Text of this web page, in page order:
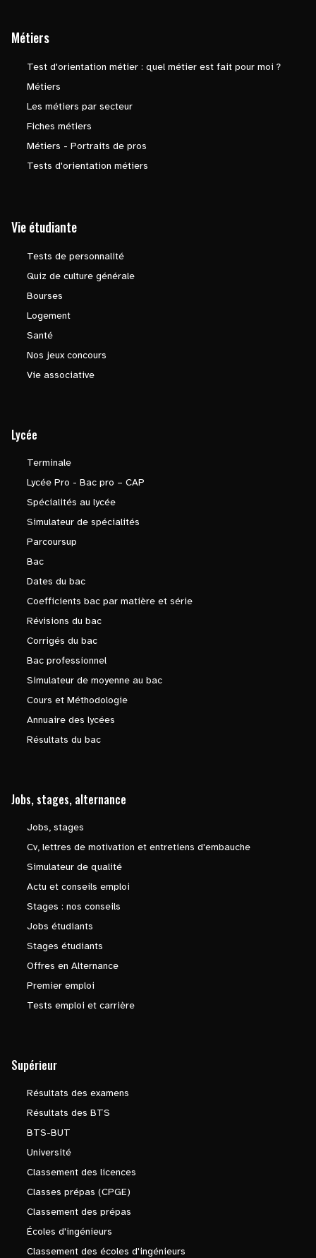
Métiers
Test d'orientation métier : quel métier est fait pour moi ?
Métiers
Les métiers par secteur
Fiches métiers
Métiers - Portraits de pros
Tests d'orientation métiers
Vie étudiante
Tests de personnalité
Quiz de culture générale
Bourses
Logement
Santé
Nos jeux concours
Vie associative
Lycée
Terminale
Lycée Pro - Bac pro – CAP
Spécialités au lycée
Simulateur de spécialités
Parcoursup
Bac
Dates du bac
Coefficients bac par matière et série
Révisions du bac
Corrigés du bac
Bac professionnel
Simulateur de moyenne au bac
Cours et Méthodologie
Annuaire des lycées
Résultats du bac
Jobs, stages, alternance
Jobs, stages
Cv, lettres de motivation et entretiens d'embauche
Simulateur de qualité
Actu et conseils emploi
Stages : nos conseils
Jobs étudiants
Stages étudiants
Offres en Alternance
Premier emploi
Tests emploi et carrière
Supérieur
Résultats des examens
Résultats des BTS
BTS-BUT
Université
Classement des licences
Classes prépas (CPGE)
Classement des prépas
Écoles d'ingénieurs
Classement des écoles d'ingénieurs